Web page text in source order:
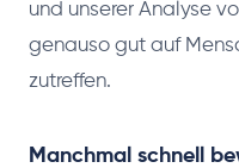
und unserer Analyse
genauso gut auf
zutreffen.
Manchmal schnell